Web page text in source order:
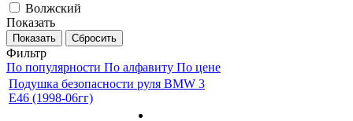
Волжский
Показать
Сбросить
Фильтр
По популярности По алфавиту По цене
Подушка безопасности руля BMW 3
E46 (1998-06гг)